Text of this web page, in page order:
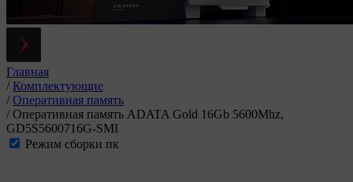
Главная
/ Комплектующие
/ Оперативная память
/ Оперативная память ADATA Gold 16Gb 5600Mhz,
GD5S5600716G-SMI
Режим сборки пк